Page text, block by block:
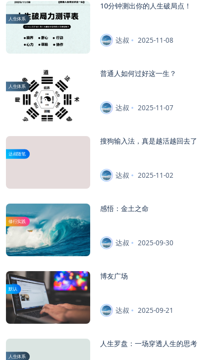
人生体系
10分钟测出你的人生破局点！
达叔 2025-11-08
人生体系
普通人如何过好这一生？
达叔 2025-11-07
达叔随笔
搜狗输入法，真是越活越回去了
达叔 2025-11-02
修行实践
感悟：金土之命
达叔 2025-09-30
默认
博友广场
达叔 2025-09-21
人生体系
人生罗盘：一场穿透人生的思考